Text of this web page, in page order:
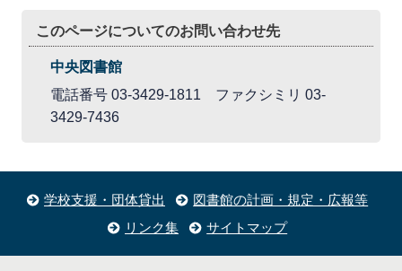
このページについてのお問い合わせ先
中央図書館
電話番号 03-3429-1811 ファクシミリ 03-
3429-7436
学校支援・団体貸出
図書館の計画・規定・広報等
リンク集
サイトマップ